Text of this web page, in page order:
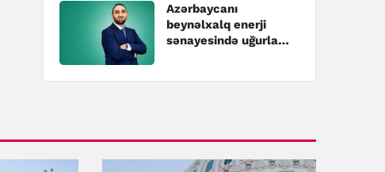
Azərbaycanı
beynəlxalq enerji
sənayesində uğurla